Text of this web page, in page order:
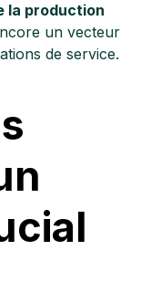
la production
un vecteur
de service.